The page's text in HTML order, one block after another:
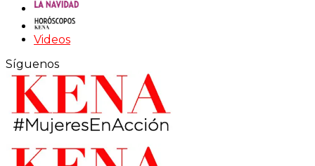
Videos
Síguenos